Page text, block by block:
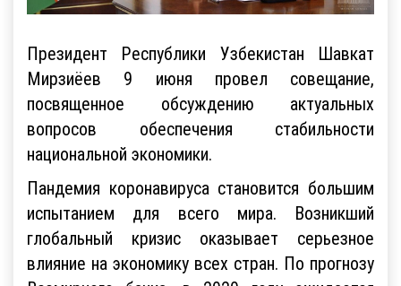
Президент Республики Узбекистан Шавкат
Мирзиёев 9 июня провел совещание,
посвященное обсуждению актуальных
вопросов обеспечения стабильности
национальной экономики.
Пандемия коронавируса становится большим
испытанием для всего мира. Возникший
глобальный кризис оказывает серьезное
влияние на экономику всех стран. По прогнозу